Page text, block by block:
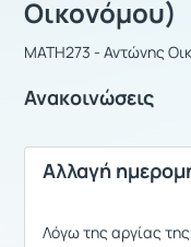
Οικονόμου)
MATH273 - Αντώνης
Ανακοινώσεις
Αλλαγή
Λόγω της αργίας